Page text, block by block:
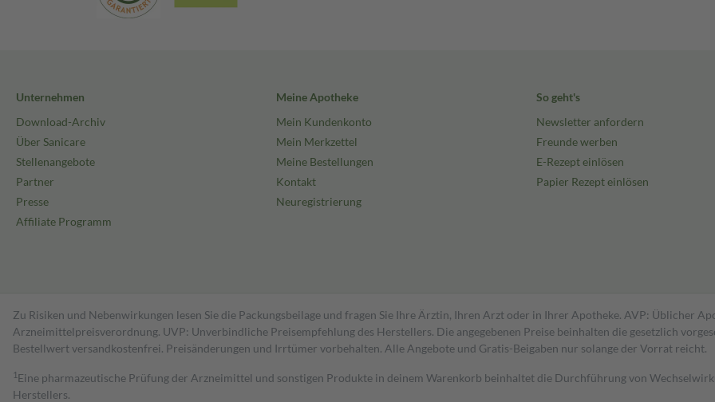
Unternehmen
Download-Archiv
Über Sanicare
Stellenangebote
Partner
Presse
Affiliate Programm
Meine Apotheke
Mein Kundenkonto
Mein Merkzettel
Meine Bestellungen
Kontakt
Neuregistrierung
So geht's
Newsletter anfordern
Freunde werben
E-Rezept einlösen
Papier Rezept einlösen
Zu Risiken und Nebenwirkungen lesen Sie die Packungsbeilage und fragen Sie Ihre Ärztin, Ihren Arzt oder in Ihrer Apotheke. AVP: Üblicher
Arzneimittelpreisverordnung. UVP: Unverbindliche Preisempfehlung des Herstellers. Die angegebenen Preise beinhalten die gesetzlich
Bestell­wert versand­kosten­frei. Preisänderungen und Irrtümer vorbehalten. Alle Angebote und Gratis-Beigaben nur solange der Vorrat reicht.
1 Eine pharmazeutische Prüfung der Arzneimittel und sonstigen Produkte in deinem Warenkorb beinhaltet die Durchführung von
Herstellers.